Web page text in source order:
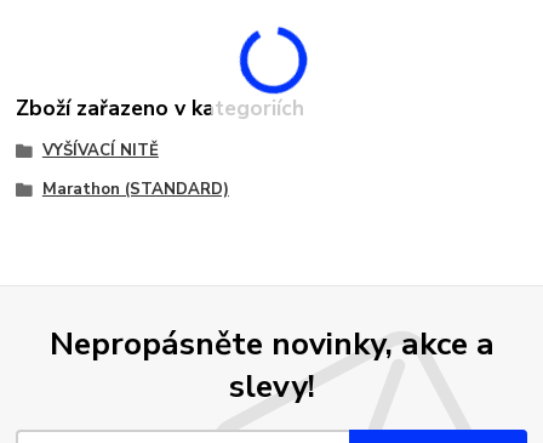
Zboží zařazeno v kategoriích
VYŠÍVACÍ NITĚ
Marathon (STANDARD)
Nepropásněte novinky, akce a
slevy!